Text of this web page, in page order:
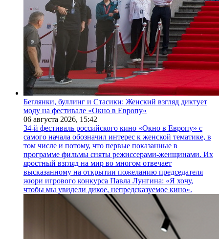
Беглянки, буллинг и Стасики: Женский взгляд диктует
моду на фестивале «Окно в Европу»
06 августа 2026, 15:42
34-й фестиваль российского кино «Окно в Европу» с
самого начала обозначил интерес к женской тематике, в
том числе и потому, что первые показанные в
программе фильмы сняты режиссерами-женщинами. Их
яростный взгляд на мир во многом отвечает
высказанному на открытии пожеланию председателя
жюри игрового конкурса Павла Лунгина: «Я хочу,
чтобы мы увидели дикое, непредсказуемое кино».